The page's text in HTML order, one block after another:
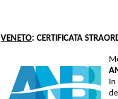
VENETO: CERTIFICATA
In